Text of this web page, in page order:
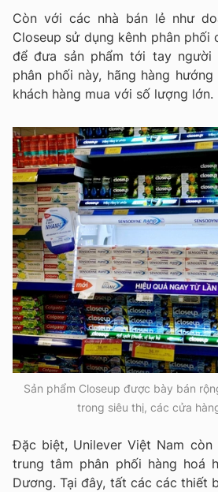
Còn với các nhà bán lẻ như
Closeup sử dụng kênh phân phối
để đưa sản phẩm tới tay người
phân phối này, hãng hàng
khách hàng mua với số lượng lớn.
Sản phẩm Closeup được bày bán
trong siêu thị, các cửa
Đặc biệt, Unilever Việt Nam
trung tâm phân phối hàng hoá
Dương. Tại đây, tất các các thiết